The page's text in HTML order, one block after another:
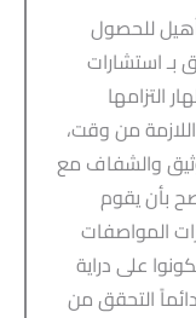
للحصول
بـ استشارات
التزامها
من وقت،
والشفاف مع
بأن يقوم
المواصفات
على دراية
التحقق من